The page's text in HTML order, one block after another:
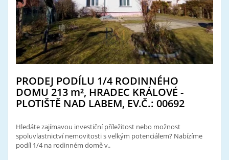
PRODEJ PODÍLU 1/4 RODINNÉHO
DOMU 213 m², HRADEC KRÁLOVÉ -
PLOTIŠTĚ NAD LABEM, EV.Č.: 00692
Hledáte zajímavou investiční příležitost nebo možnost
spoluvlastnictví nemovitosti s velkým potenciálem? Nabízíme
podíl 1/4 na rodinném domě v..